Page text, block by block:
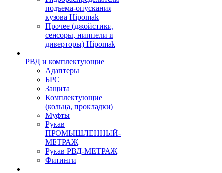
подъема-опускания
кузова Hipomak
Прочее (джойстики,
сенсоры, ниппели и
диверторы) Hipomak
РВД и комплектующие
Адаптеры
БРС
Защита
Комплектующие
(кольца, прокладки)
Муфты
Рукав
ПРОМЫШЛЕННЫЙ-
МЕТРАЖ
Рукав РВД-МЕТРАЖ
Фитинги